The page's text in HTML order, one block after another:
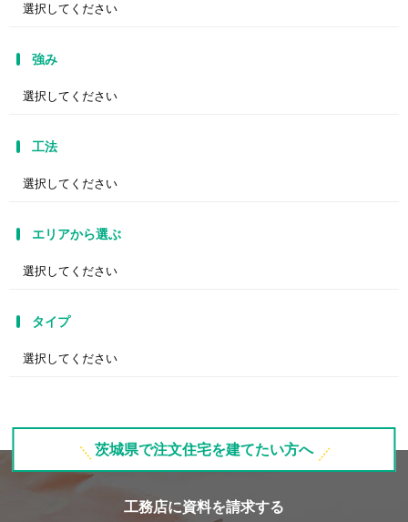
強み
工法
エリアから選ぶ
タイプ
茨城県で注文住宅を建てたい方へ
工務店に資料を請求する